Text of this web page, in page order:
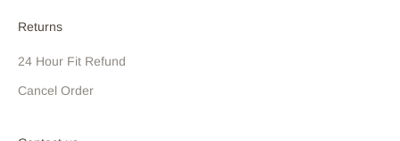
Returns
24 Hour Fit Refund
Cancel Order